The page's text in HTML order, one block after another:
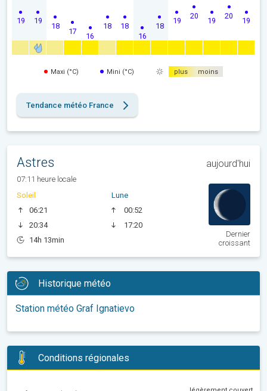
19 19
18
17
16
18 18
16
18
19
20
19
20
19
Maxi (°C) Mini (°C) plus moins
Tendance météo France
Astres aujourd'hui
07:11 heure locale
Soleil
06:21
20:34
14h 13min
Lune
00:52
17:20
Dernier
croissant
Historique météo
Station météo Graf Ignatievo
Conditions régionales